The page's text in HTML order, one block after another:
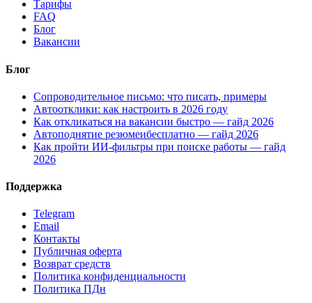
Тарифы
FAQ
Блог
Вакансии
Блог
Сопроводительное письмо: что писать, примеры
Автоотклики: как настроить в 2026 году
Как откликаться на вакансии быстро — гайд 2026
Автоподнятие резюмеибесплатно — гайд 2026
Как пройти ИИ-фильтры при поиске работы — гайд
2026
Поддержка
Telegram
Email
Контакты
Публичная оферта
Возврат средств
Политика конфиденциальности
Политика ПДн